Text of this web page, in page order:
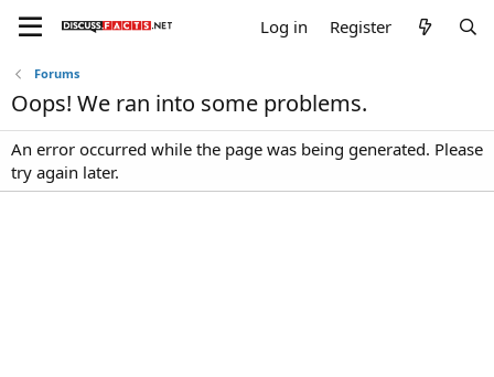
Log in Register
Forums
Oops! We ran into some problems.
An error occurred while the page was being generated. Please
try again later.